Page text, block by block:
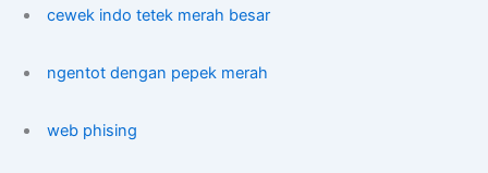
cewek indo tetek merah besar
ngentot dengan pepek merah
web phising